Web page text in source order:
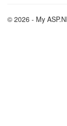
© 2026 - My